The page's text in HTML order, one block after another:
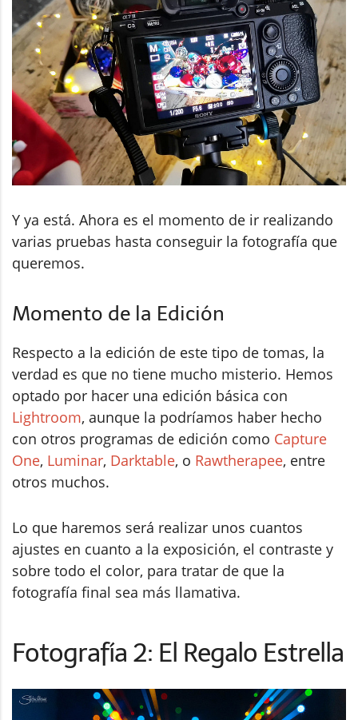
Y ya está. Ahora es el momento de ir realizando
varias pruebas hasta conseguir la fotografía que
queremos.
Momento de la Edición
Respecto a la edición de este tipo de tomas, la
verdad es que no tiene mucho misterio. Hemos
optado por hacer una edición básica con
Lightroom, aunque la podríamos haber hecho
con otros programas de edición como Capture
One, Luminar, Darktable, o Rawtherapee, entre
otros muchos.
Lo que haremos será realizar unos cuantos
ajustes en cuanto a la exposición, el contraste y
sobre todo el color, para tratar de que la
fotografía final sea más llamativa.
Fotografía 2: El Regalo Estrella